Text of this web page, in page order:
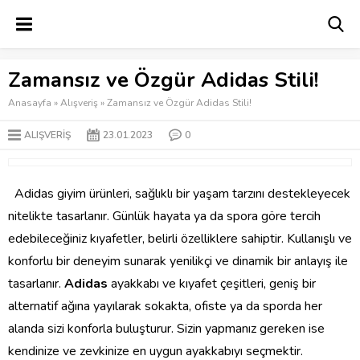
Zamansız ve Özgür Adidas Stili!
Anasayfa »Alışveriş »Zamansız ve Özgür Adidas Stili!
ALIŞVERIŞ 23.01.2023 0
Adidas giyim ürünleri, sağlıklı bir yaşam tarzını destekleyecek
nitelikte tasarlanır. Günlük hayata ya da spora göre tercih
edebileceğiniz kıyafetler, belirli özelliklere sahiptir. Kullanışlı ve
konforlu bir deneyim sunarak yenilikçi ve dinamik bir anlayış ile
tasarlanır. Adidas ayakkabı ve kıyafet çeşitleri, geniş bir
alternatif ağına yayılarak sokakta, ofiste ya da sporda her
alanda sizi konforla buluşturur. Sizin yapmanız gereken ise
kendinize ve zevkinize en uygun ayakkabıyı seçmektir.